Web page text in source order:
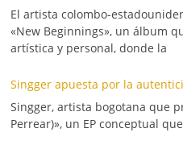
El artista colombo-
«New Beginnings», un álbum
artística y personal, donde la
Singger apuesta por la
Singger, artista bogotana que
Perrear)», un EP conceptual